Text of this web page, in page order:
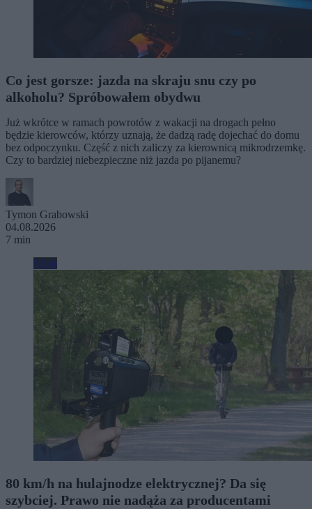
Co jest gorsze: jazda na skraju snu czy po
alkoholu? Spróbowałem obydwu
Już wkrótce w ramach powrotów z wakacji na drogach pełno
będzie kierowców, którzy uznają, że dadzą radę dojechać do domu
bez odpoczynku. Część z nich zaliczy za kierownicą mikrodrzemkę.
Czy to bardziej niebezpieczne niż jazda po pijanemu?
Tymon Grabowski
04.08.2026
7 min
Moto
80 km/h na hulajnodze elektrycznej? Da się
szybciej. Prawo nie nadąża za producentami